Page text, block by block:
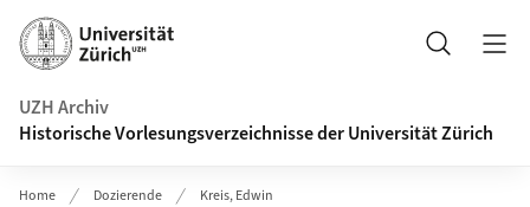
Navigation auf uzh.ch
Suche
UZH Archiv
Historische Vorlesungsverzeichnisse der Universität Zürich
Home Dozierende Kreis, Edwin